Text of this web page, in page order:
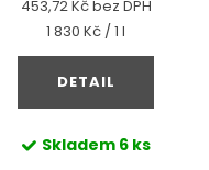
453,72 Kč bez DPH
Měrná
cena:
1 830 Kč / 1 l
DETAIL
Skladem 6 ks